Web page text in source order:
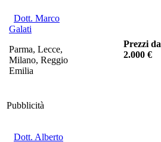
Dott. Marco
Galati
Parma, Lecce,
Milano, Reggio
Emilia
Prezzi da
2.000 €
Pubblicità
Dott. Alberto